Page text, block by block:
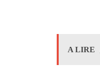
A LIRE